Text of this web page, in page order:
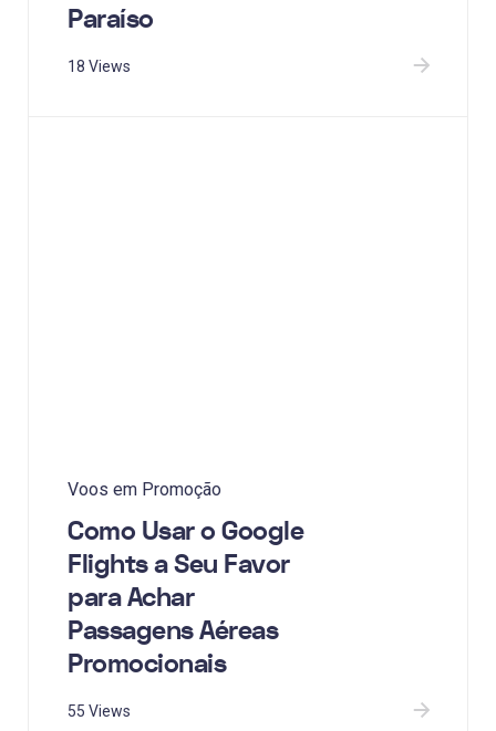
Paraíso
18 Views
Voos em Promoção
Como Usar o Google
Flights a Seu Favor
para Achar
Passagens Aéreas
Promocionais
55 Views